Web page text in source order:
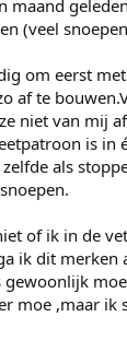
maand
(veel
om eerst
af te
niet van mij
is in
als
of ik in de
ik dit merken
gewoonlijk
moe ,maar ik